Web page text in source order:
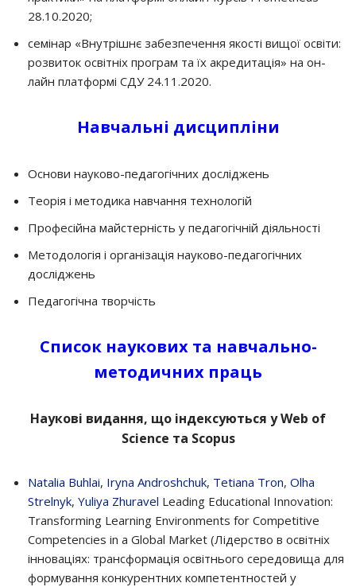
28.10.2020;
семінар «Внутрішнє забезпечення якості вищої освіти:
розвиток освітніх програм та їх акредитація» на он-
лайн платформі СДУ 24.11.2020.
Навчальні дисципліни
Основи науково-педагогічних досліджень
Теорія і методика навчання технологій
Професійна майстерність у педагогічній діяльності
Методологія і організація науково-педагогічних
досліджень
Педагогічна творчість
Список наукових та навчально-
методичних праць
Наукові видання, що індексуються у Web of
Science та Scopus
Natalia Buhlai, Iryna Androshchuk, Tetiana Tron, Olha
Strelnyk, Yuliya Zhuravel Leading Educational Innovation:
Transforming Learning Environments for Competitive
Competencies in a Global Market (Лідерство в освітніх
інноваціях: трансформація освітнього середовища для
формування конкурентних компетентностей у